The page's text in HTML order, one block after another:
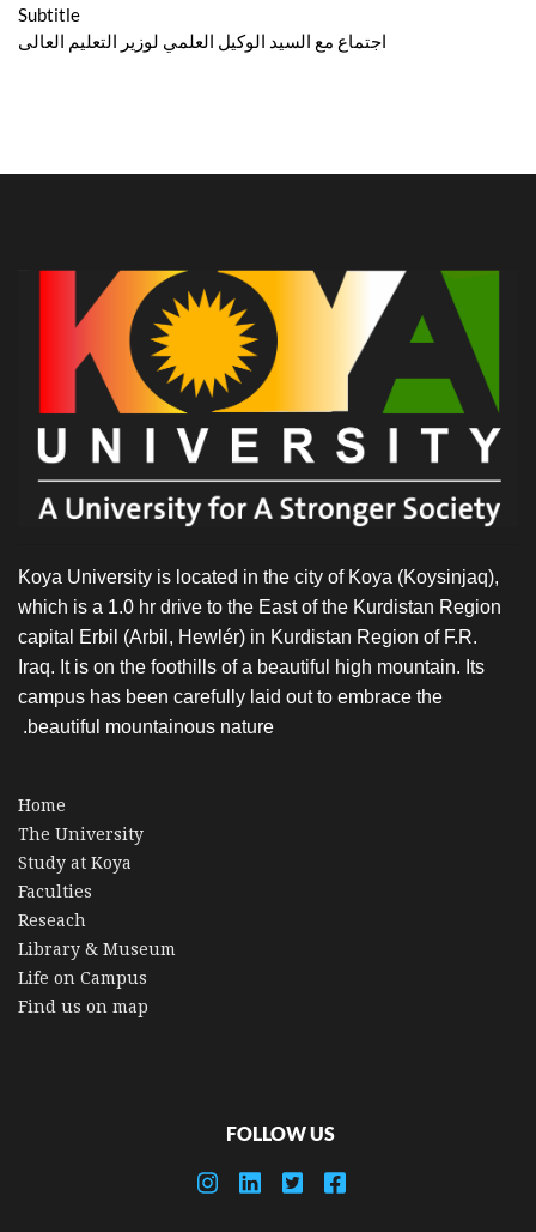
Subtitle
اجتماع مع السید الوکیل العلمي لوزیر التعلیم العالی
Koya University is located in the city of Koya (Koysinjaq),
which is a 1.0 hr drive to the East of the Kurdistan Region
capital Erbil (Arbil, Hewlér) in Kurdistan Region of F.R.
Iraq. It is on the foothills of a beautiful high mountain. Its
campus has been carefully laid out to embrace the
beautiful mountainous nature.
Home
The University
Study at Koya
Faculties
Reseach
Library & Museum
Life on Campus
Find us on map
FOLLOW US